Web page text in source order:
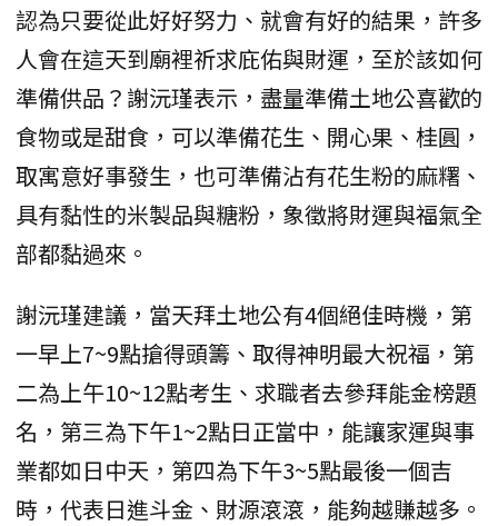
認為只要從此好好努力、就會有好的結果，許多
人會在這天到廟裡祈求庇佑與財運，至於該如何
準備供品？謝沅瑾表示，盡量準備土地公喜歡的
食物或是甜食，可以準備花生、開心果、桂圓，
取寓意好事發生，也可準備沾有花生粉的麻糬、
具有黏性的米製品與糖粉，象徵將財運與福氣全
部都黏過來。
謝沅瑾建議，當天拜土地公有4個絕佳時機，第
一早上7~9點搶得頭籌、取得神明最大祝福，第
二為上午10~12點考生、求職者去參拜能金榜題
名，第三為下午1~2點日正當中，能讓家運與事
業都如日中天，第四為下午3~5點最後一個吉
時，代表日進斗金、財源滾滾，能夠越賺越多。